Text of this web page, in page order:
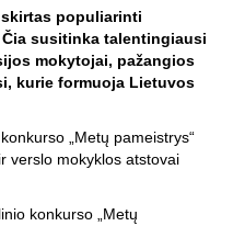
populiarinti
susitinka talentingiausi
mokytojai, pažangios
kurie formuoja Lietuvos
„Metų pameistrys“
verslo mokyklos atstovai
konkurso „Metų